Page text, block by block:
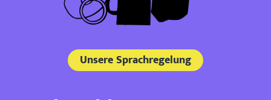
Unsere Sprachregelung